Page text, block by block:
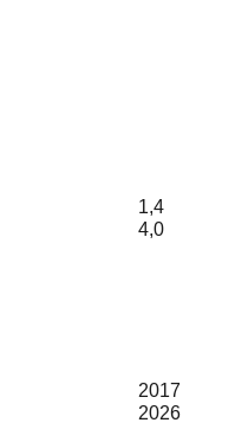
1,4
4,0
2017
2026